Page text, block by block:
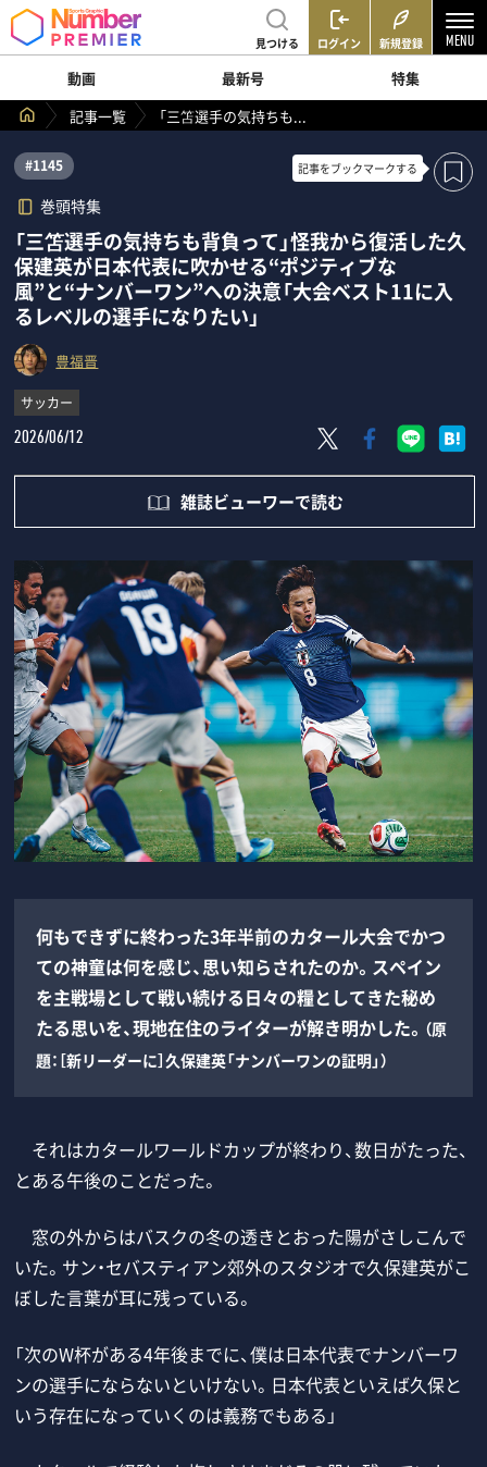
見つける ログイン 新規登録
動画 最新号
特集
記事一覧
「三笘選手の気持ちも...
#1145
巻頭特集
記事をブックマークする
「三笘選手の気持ちも背負って」怪我から復活した久
保建英が日本代表に吹かせる“ポジティブな
風”と“ナンバーワン”への決意「大会ベスト11に入
るレベルの選手になりたい」
豊福晋
サッカー
2026/06/12
雑誌ビューワーで読む
何もできずに終わった3年半前のカタール大会でかつ
ての神童は何を感じ、思い知らされたのか。スペイン
を主戦場として戦い続ける日々の糧としてきた秘め
たる思いを、現地在住のライターが解き明かした。 （原
題：［新リーダーに］久保建英「ナンバーワンの証明」）
それはカタールワールドカップが終わり、数日がたった、
とある午後のことだった。
窓の外からはバスクの冬の透きとおった陽がさしこんで
いた。サン・セバスティアン郊外のスタジオで久保建英がこ
ぼした言葉が耳に残っている。
「次のW杯がある4年後までに、僕は日本代表でナンバーワ
ンの選手にならないといけない。日本代表といえば久保と
いう存在になっていくのは義務でもある」